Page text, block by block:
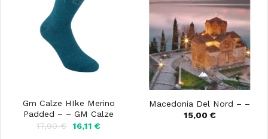
Gm Calze HIke Merino
Padded – – GM Calze
17,90€
Il
prezzo
16,11 €Il
Macedonia Del Nord – –
15,00 €